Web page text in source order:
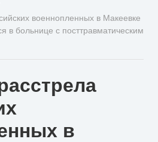
военнопленных в Макеевке
в больнице с посттравматическим
в